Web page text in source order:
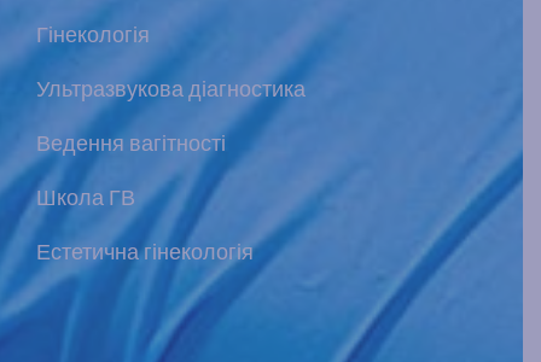
Гінекологія
Ультразвукова діагностика
Ведення вагітності
Школа ГВ
Естетична гінекологія